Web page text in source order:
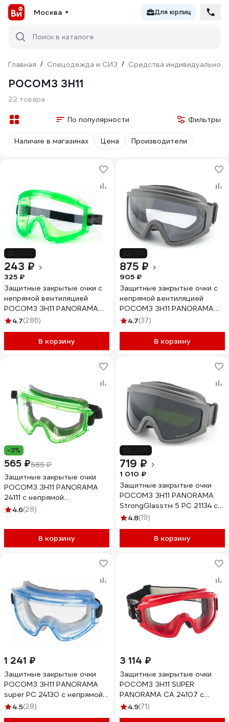
Москва Для юрлиц
Поиск в каталоге
Главная / Спецодежда и СИЗ / Средства индивидуальной
РОСОМЗ ЗН11
22 товара
По популярности Фильтры
Наличие в магазинах Цена Производители
243 ₽
325 ₽
Защитные закрытые очки с
непрямой вентиляцией
РОСОМЗ ЗН11 PANORAMA
211114.7(286)
В корзину
875 ₽
905 ₽
Защитные закрытые очки с
непрямой вентиляцией
РОСОМЗ ЗН11 PANORAMA
StrongGlassтм PC 24137
4.7(37)
В корзину
-3%
565 ₽585 ₽
Защитные закрытые очки
РОСОМЗ ЗН11 PANORAMA
24111 с непрямой
вентиляцией
4.6(28)
В корзину
719 ₽
1 010 ₽
Защитные закрытые очки
РОСОМЗ ЗН11 PANORAMA
StrongGlassтм 5 PC 21134 с
непрямой вентиляцией
4.8(19)
В корзину
1 241 ₽
Защитные закрытые очки
РОСОМЗ ЗН11 PANORAMA
super PC 24130 с непрямой
вентиляцией
4.5(28)
3 114 ₽
Защитные закрытые очки
РОСОМЗ ЗН11 SUPER
PANORAMA CA 24107 с
непрямой вентиляцией
4.9(71)